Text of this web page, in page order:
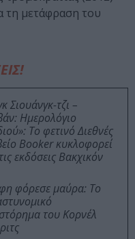
τη μετάφραση του
Σιουάνγκ-τζι –
Ημερολόγιο
Το φετινό Διεθνές
Booker κυκλοφορεί
εκδόσεις Βακχικόν
φόρεσε μαύρα: Το
του Κορνέλ